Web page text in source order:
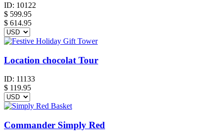
ID: 10122
$ 599.95
$ 614.95
Location chocolat Tour
ID: 11133
$ 119.95
Commander Simply Red